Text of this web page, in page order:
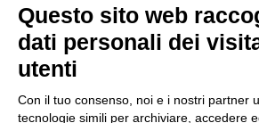
Questo sito web
dati personali dei
utenti
Con il tuo consenso, noi e i nostri partner
tecnologie simili per archiviare, accedere